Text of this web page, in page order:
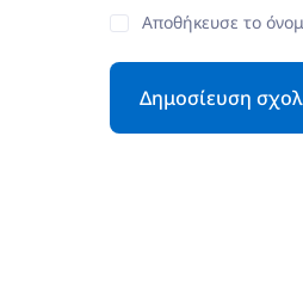
Αποθήκευσε το